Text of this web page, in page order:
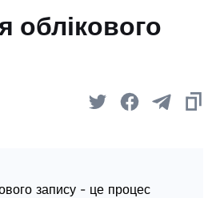
облікового
запису - це процес